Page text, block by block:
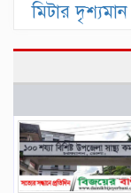
মিটার দৃশ্যমান